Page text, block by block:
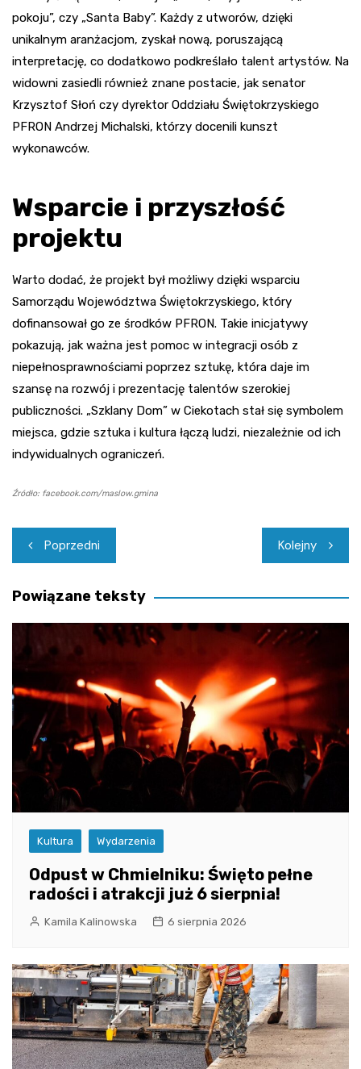
pokoju”, czy „Santa Baby”. Każdy z utworów, dzięki
unikalnym aranżacjom, zyskał nową, poruszającą
interpretację, co dodatkowo podkreślało talent artystów. Na
widowni zasiedli również znane postacie, jak senator
Krzysztof Słoń czy dyrektor Oddziału Świętokrzyskiego
PFRON Andrzej Michalski, którzy docenili kunszt
wykonawców.
Wsparcie i przyszłość
projektu
Warto dodać, że projekt był możliwy dzięki wsparciu
Samorządu Województwa Świętokrzyskiego, który
dofinansował go ze środków PFRON. Takie inicjatywy
pokazują, jak ważna jest pomoc w integracji osób z
niepełnosprawnościami poprzez sztukę, która daje im
szansę na rozwój i prezentację talentów szerokiej
publiczności. „Szklany Dom” w Ciekotach stał się symbolem
miejsca, gdzie sztuka i kultura łączą ludzi, niezależnie od ich
indywidualnych ograniczeń.
Źródło: facebook.com/maslow.gmina
Nawigacja
wpisu
Poprzedni Kolejny
Powiązane teksty
Kultura Wydarzenia
Odpust w Chmielniku: Święto pełne
radości i atrakcji już 6 sierpnia!
Kamila Kalinowska 6 sierpnia 2026